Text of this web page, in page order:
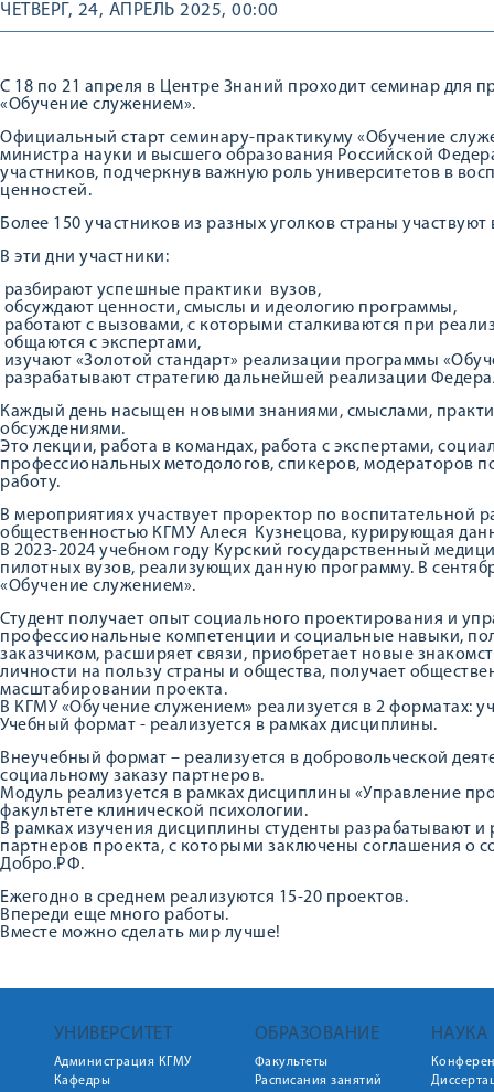
ЧЕТВЕРГ, 24, АПРЕЛЬ 2025, 00:00
С 18 по 21 апреля в Центре Знаний проходит семинар для
«Обучение служением».
Официальный старт семинару-практикуму «Обучение
министра науки и высшего образования Российской
участников, подчеркнув важную роль университетов в
ценностей.
Более 150 участников из разных уголков страны
В эти дни участники:
разбирают успешные практики вузов,
обсуждают ценности, смыслы и идеологию программы,
работают с вызовами, с которыми сталкиваются при
общаются с экспертами,
изучают «Золотой стандарт» реализации программы
разрабатывают стратегию дальнейшей реализации
Каждый день насыщен новыми знаниями, смыслами,
обсуждениями.
Это лекции, работа в командах, работа с экспертами,
профессиональных методологов, спикеров, модераторов
работу.
В мероприятиях участвует проректор по воспитательной
общественностью КГМУ Алеся Кузнецова, курирующая
В 2023-2024 учебном году Курский государственный
пилотных вузов, реализующих данную программу. В
«Обучение служением».
Студент получает опыт социального проектирования и
профессиональные компетенции и социальные навыки,
заказчиком, расширяет связи, приобретает новые
личности на пользу страны и общества, получает
масштабировании проекта.
В КГМУ «Обучение служением» реализуется в 2 форматах:
Учебный формат - реализуется в рамках дисциплины.
Внеучебный формат – реализуется в добровольческой
социальному заказу партнеров.
Модуль реализуется в рамках дисциплины «Управление
факультете клинической психологии.
В рамках изучения дисциплины студенты разрабатывают
партнеров проекта, с которыми заключены соглашения о
Добро.РФ.
Ежегодно в среднем реализуются 15-20 проектов.
Впереди еще много работы.
Вместе можно сделать мир лучше!
УНИВЕРСИТЕТ
Администрация КГМУ
Кафедры
ОБРАЗОВАНИЕ
Факультеты
Расписания занятий
НАУКА